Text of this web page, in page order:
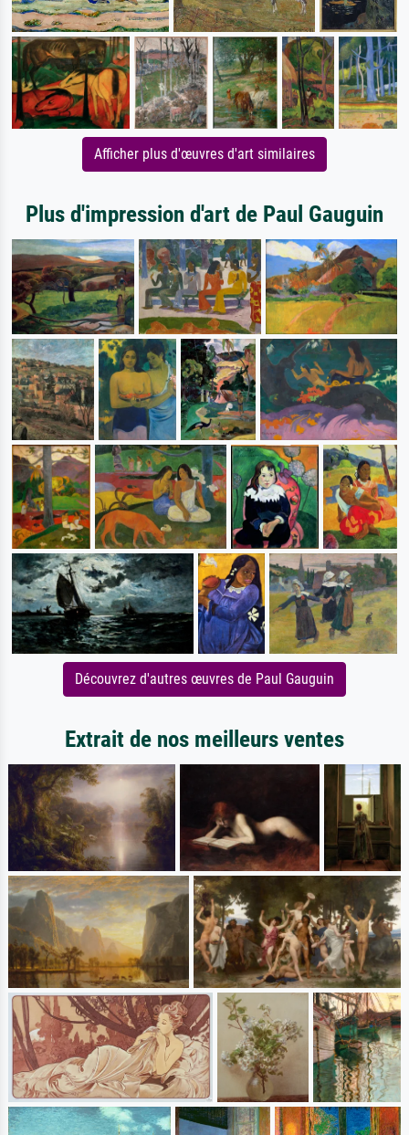
Afficher plus d'œuvres d'art similaires
Plus d'impression d'art de Paul Gauguin
Découvrez d'autres œuvres de Paul Gauguin
Extrait de nos meilleurs ventes